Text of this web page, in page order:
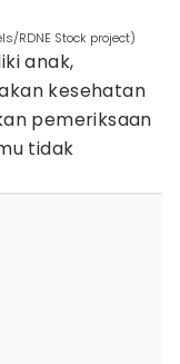
RDNE Stock project)
anak,
kesehatan
pemeriksaan
tidak